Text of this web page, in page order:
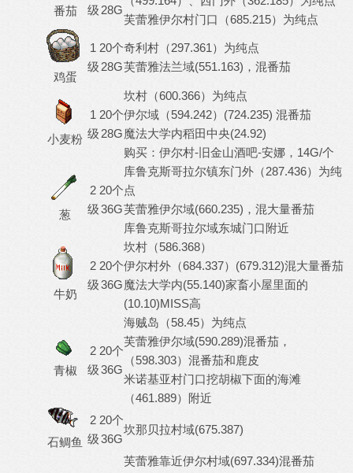
番茄 级 28G
芙蕾雅伊尔村门口（685.215）为纯点
鸡蛋
1
级
20个
28G
奇利村（297.361）为纯点
芙蕾雅法兰域(551.163)，混番茄
小麦粉
1
级
20个
28G
坎村（600.366）为纯点
伊尔域（594.242）(724.235) 混番茄
魔法大学内稻田中央(24.92)
购买：伊尔村-旧金山酒吧-安娜，14G/个
葱
2
级
20个
36G
库鲁克斯哥拉尔镇东门外（287.436）为纯
点
芙蕾雅伊尔域(660.235)，混大量番茄
库鲁克斯哥拉尔域东城门口附近
牛奶
2
级
20个
36G
坎村（586.368）
伊尔村外（684.337）(679.312)混大量番茄
魔法大学内(55.140)家畜小屋里面的
(10.10)MISS高
青椒
2
级
20个
36G
海贼岛（58.45）为纯点
芙蕾雅伊尔域(590.289)混番茄，
（598.303）混番茄和鹿皮
米诺基亚村门口挖胡椒下面的海滩
（461.889）附近
石鲷鱼
2
级
20个
36G
坎那贝拉村域(675.387)
芙蕾雅靠近伊尔村域(697.334)混番茄